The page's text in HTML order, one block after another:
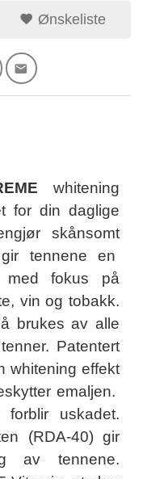
Ønskeliste
whitening
for din daglige
skånsomt
tennene en
fokus på
vin og tobakk.
brukes av alle
Patentert
whitening effekt
emaljen.
forblir uskadet.
(RDA-40) gir
av tennene.